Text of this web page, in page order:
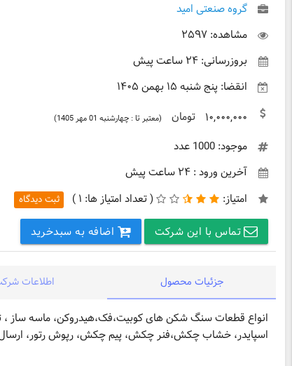
گروه صنعتی امید
مشاهده: ۲۵۹۷
بروزرسانی: ۲۴ ساعت پیش
انقضا: پنج شنبه ۱۵ بهمن ۱۴۰۵
۱۰,۰۰۰,۰۰۰ تومان (معتبر تا : چهارشنبه 01 مهر 1405)
موجود: 1000 عدد
آخرین ورود : ۲۴ ساعت پیش
امتیاز:
(تعداد امتیاز ها: ۱ ) ثبت دیدگاه
تماس با این شرکت اضافه به سبدخرید
جزئیات محصول اطلاعات
انواع قطعات سنگ شکن های کوبیت،فک،هیدروکن، ماسه ساز ،
اسپایدر، خشاب چکش،فنر چکش، پیم چکش، رپوش رتور،